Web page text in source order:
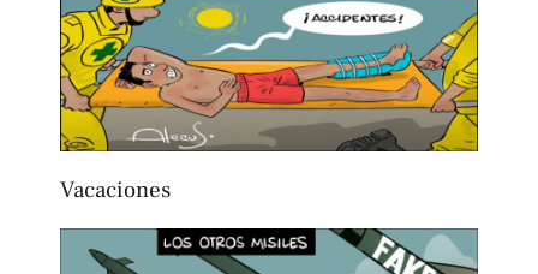
Vacaciones